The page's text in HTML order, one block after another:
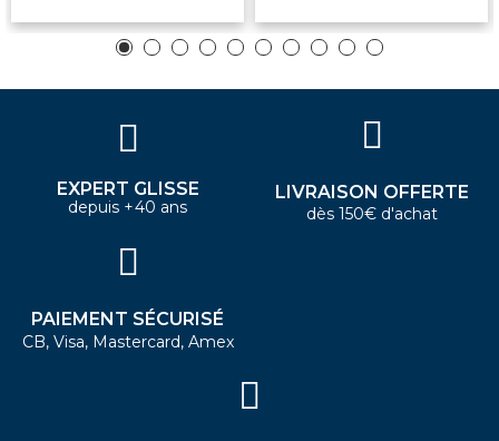
EXPERT GLISSE
depuis +40 ans
LIVRAISON OFFERTE
dès 150€ d'achat
PAIEMENT SÉCURISÉ
CB, Visa, Mastercard, Amex